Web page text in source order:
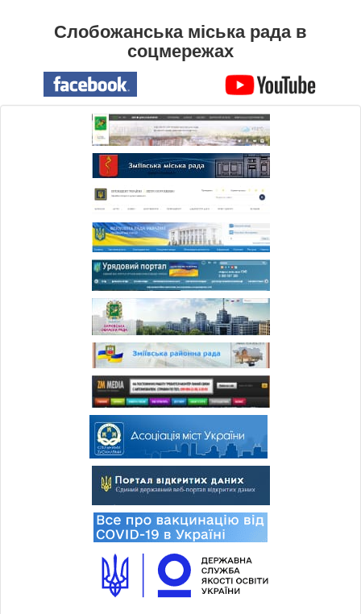
Слобожанська міська рада в
соцмережах